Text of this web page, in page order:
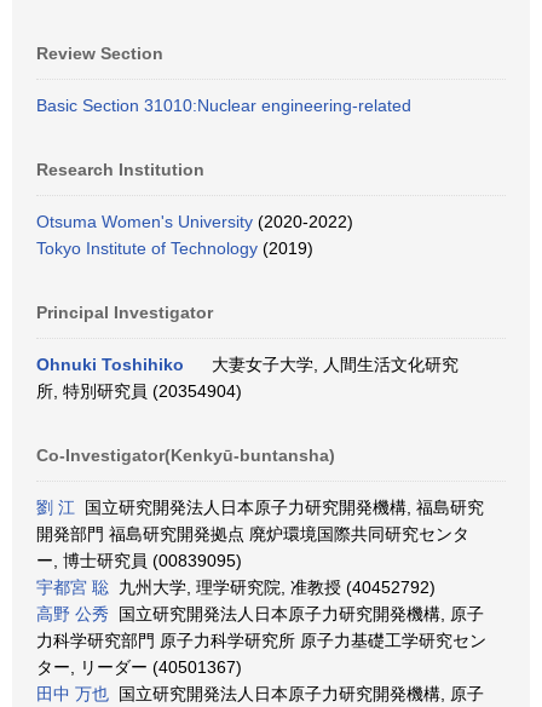
Review Section
Basic Section 31010:Nuclear engineering-related
Research Institution
Otsuma Women's University (2020-2022)
Tokyo Institute of Technology (2019)
Principal Investigator
Ohnuki Toshihiko
大妻女子大学, 人間生活文化研究
所, 特別研究員 (20354904)
Co-Investigator(Kenkyū-buntansha)
劉 江 国立研究開発法人日本原子力研究開発機構, 福島研究
開発部門 福島研究開発拠点 廃炉環境国際共同研究センタ
ー, 博士研究員 (00839095)
宇都宮 聡 九州大学, 理学研究院, 准教授 (40452792)
高野 公秀 国立研究開発法人日本原子力研究開発機構, 原子
力科学研究部門 原子力科学研究所 原子力基礎工学研究セン
ター, リーダー (40501367)
田中 万也 国立研究開発法人日本原子力研究開発機構, 原子